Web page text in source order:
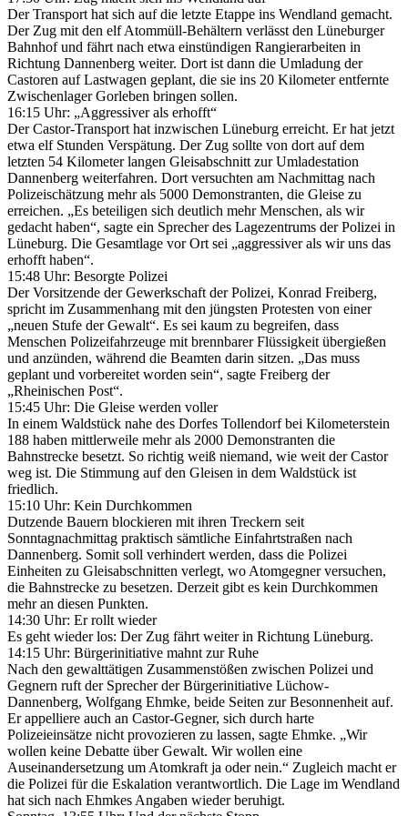
Der Transport hat sich auf die letzte Etappe ins Wendland gemacht.
Der Zug mit den elf Atommüll-Behältern verlässt den Lüneburger
Bahnhof und fährt nach etwa einstündigen Rangierarbeiten in
Richtung Dannenberg weiter. Dort ist dann die Umladung der
Castoren auf Lastwagen geplant, die sie ins 20 Kilometer entfernte
Zwischenlager Gorleben bringen sollen.
16:15 Uhr: „Aggressiver als erhofft“
Der Castor-Transport hat inzwischen Lüneburg erreicht. Er hat jetzt
etwa elf Stunden Verspätung. Der Zug sollte von dort auf dem
letzten 54 Kilometer langen Gleisabschnitt zur Umladestation
Dannenberg weiterfahren. Dort versuchten am Nachmittag nach
Polizeischätzung mehr als 5000 Demonstranten, die Gleise zu
erreichen. „Es beteiligen sich deutlich mehr Menschen, als wir
gedacht haben“, sagte ein Sprecher des Lagezentrums der Polizei in
Lüneburg. Die Gesamtlage vor Ort sei „aggressiver als wir uns das
erhofft haben“.
15:48 Uhr: Besorgte Polizei
Der Vorsitzende der Gewerkschaft der Polizei, Konrad Freiberg,
spricht im Zusammenhang mit den jüngsten Protesten von einer
„neuen Stufe der Gewalt“. Es sei kaum zu begreifen, dass
Menschen Polizeifahrzeuge mit brennbarer Flüssigkeit übergießen
und anzünden, während die Beamten darin sitzen. „Das muss
geplant und vorbereitet worden sein“, sagte Freiberg der
„Rheinischen Post“.
15:45 Uhr: Die Gleise werden voller
In einem Waldstück nahe des Dorfes Tollendorf bei Kilometerstein
188 haben mittlerweile mehr als 2000 Demonstranten die
Bahnstrecke besetzt. So richtig weiß niemand, wie weit der Castor
weg ist. Die Stimmung auf den Gleisen in dem Waldstück ist
friedlich.
15:10 Uhr: Kein Durchkommen
Dutzende Bauern blockieren mit ihren Treckern seit
Sonntagnachmittag praktisch sämtliche Einfahrtstraßen nach
Dannenberg. Somit soll verhindert werden, dass die Polizei
Einheiten zu Gleisabschnitten verlegt, wo Atomgegner versuchen,
die Bahnstrecke zu besetzen. Derzeit gibt es kein Durchkommen
mehr an diesen Punkten.
14:30 Uhr: Er rollt wieder
Es geht wieder los: Der Zug fährt weiter in Richtung Lüneburg.
14:15 Uhr: Bürgerinitiative mahnt zur Ruhe
Nach den gewalttätigen Zusammenstößen zwischen Polizei und
Gegnern ruft der Sprecher der Bürgerinitiative Lüchow-
Dannenberg, Wolfgang Ehmke, beide Seiten zur Besonnenheit auf.
Er appelliere auch an Castor-Gegner, sich durch harte
Polizeieinsätze nicht provozieren zu lassen, sagte Ehmke. „Wir
wollen keine Debatte über Gewalt. Wir wollen eine
Auseinandersetzung um Atomkraft ja oder nein.“ Zugleich macht er
die Polizei für die Eskalation verantwortlich. Die Lage im Wendland
hat sich nach Ehmkes Angaben wieder beruhigt.